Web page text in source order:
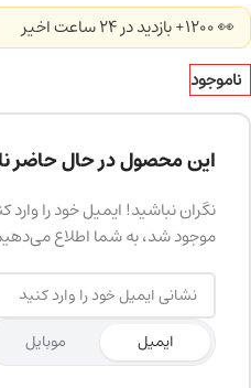
👀 1200+ بازدید در ۲۴ ساعت اخیر
ناموجود
این محصول در حال حاضر
نگران نباشید! ایمیل خود را وارد
موجود شد، به شما اطلاع
ایمیل موبایل